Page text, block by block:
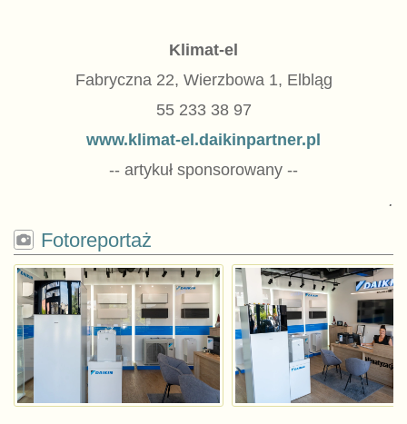
Klimat-el
Fabryczna 22, Wierzbowa 1, Elbląg
55 233 38 97
www.klimat-el.daikinpartner.pl
-- artykuł sponsorowany --
.
Fotoreportaż